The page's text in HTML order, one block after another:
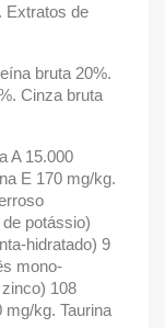
Extratos de
bruta 20%.
Cinza bruta
A 15.000
E 170 mg/kg.
potássio)
hidratado) 9
mono-
108
mg/kg. Taurina